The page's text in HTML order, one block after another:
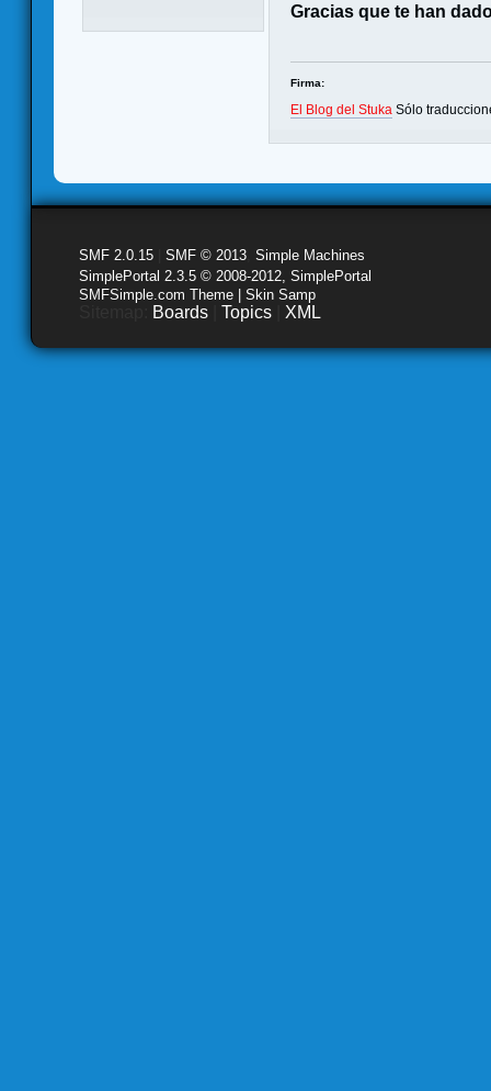
Gracias que te han
Firma:
El Blog del Stuka Sólo
SMF 2.0.15 SMF © 2013 Simple Machines
SimplePortal 2.3.5 © 2008-2012, SimplePortal
SMFSimple.com Theme | Skin Samp
Boards Topics XML